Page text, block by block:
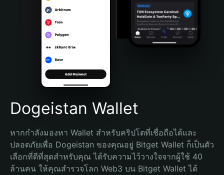
Bahasa Indonesia
Português (Brasil)
Español (Argentina)
Dogeistan Wallet
หากกำลังมองหา Wallet สำหรับคริปโตที่เชื่อถือได้และ
ปลอดภัยเพื่อ Dogeistan ของคุณอยู่ Bitget Wallet ก็เป็นตัว
เลือกที่ดีที่สุดสำหรับคุณ ได้รับความไว้วางใจจากผู้ใช้ 40
ล้านคน ให้คุณสำรวจโลก Web3 บน Bitget Wallet ได้